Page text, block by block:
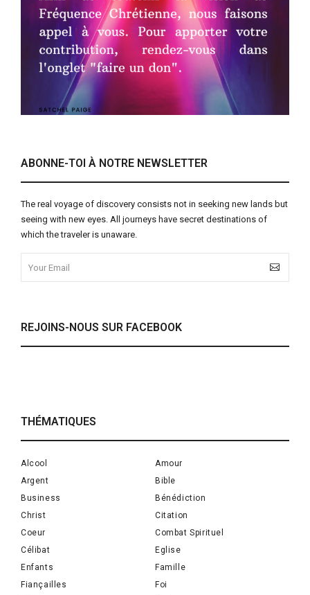
ABONNE-TOI À NOTRE NEWSLETTER
The real voyage of discovery consists not in seeking new lands but
seeing with new eyes. All journeys have secret destinations of
which the traveler is unaware.
REJOINS-NOUS SUR FACEBOOK
THÉMATIQUES
Alcool
Amour
Argent
Bible
Business
Bénédiction
Christ
Citation
Coeur
Combat Spirituel
Célibat
Eglise
Enfants
Famille
Fiançailles
Foi